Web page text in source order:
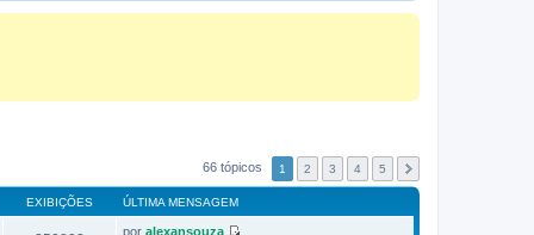
66 tópicos 1 2 3 4 5
EXIBIÇÕES ÚLTIMA MENSAGEM
por alexansouza